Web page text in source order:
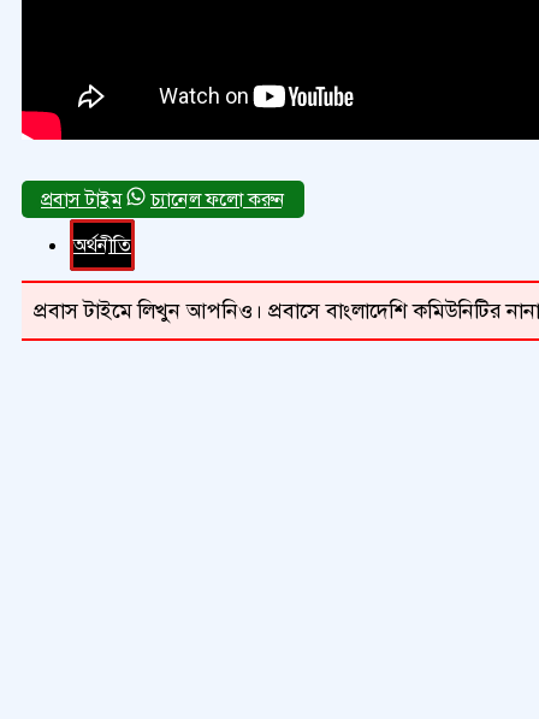
চ্যানেল ফলো করুন
অর্থনীতি
প্রবাস টাইমে লিখুন আপনিও। প্রবাসে বাংলাদেশি কমিউনিটির